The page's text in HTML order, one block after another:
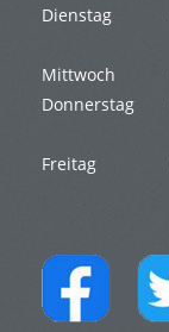
Dienstag
Mittwoch
Donnerstag
Freitag